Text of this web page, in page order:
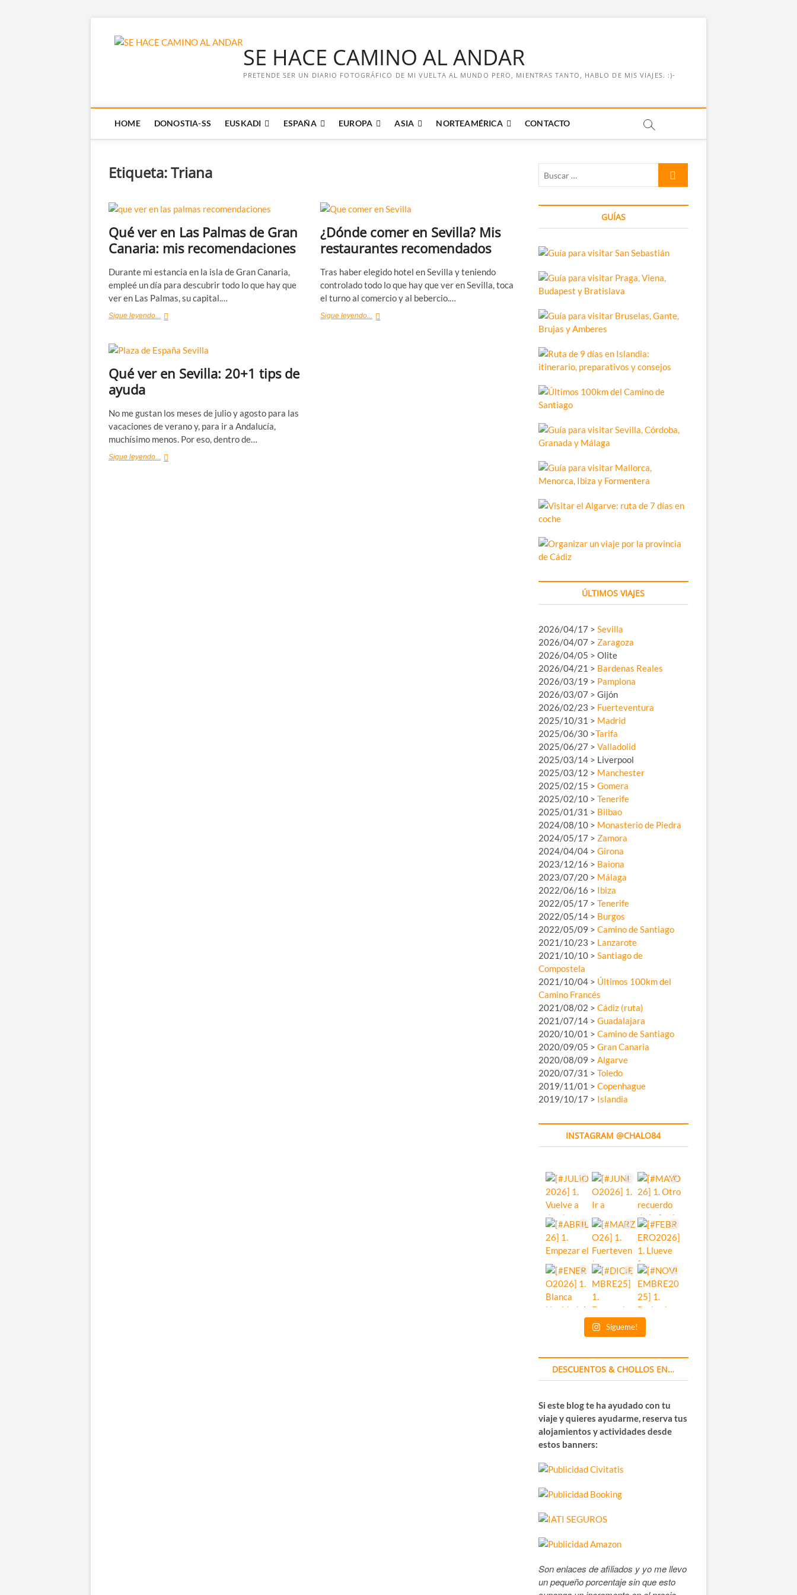
SE HACE CAMINO AL ANDAR
PRETENDE SER UN DIARIO FOTOGRÁFICO DE MI VUELTA AL MUNDO PERO, MIENTRAS TANTO, HABLO DE MIS VIAJES. :)-
HOME DONOSTIA-SS EUSKADI ESPAÑA EUROPA ASIA NORTEAMÉRICA CONTACTO
Etiqueta:Triana
Qué ver en Las Palmas de Gran
Canaria: mis recomendaciones
Durante mi estancia en la isla de Gran Canaria,
empleé un día para descubrir todo lo que hay que
ver en Las Palmas, su capital.…
Sigue leyendo... Qué
Las
Palmas
Gran
recomendaciones
¿Dónde comer en Sevilla? Mis
restaurantes recomendados
Tras haber elegido hotel en Sevilla y teniendo
controlado todo lo que hay que ver en Sevilla, toca
el turno al comercio y al bebercio.…
Sigue leyendo... ¿Dónde
Qué ver en Sevilla: 20+1 tips de
ayuda
No me gustan los meses de julio y agosto para las
vacaciones de verano y, para ir a Andalucía,
muchísimo menos. Por eso, dentro de…
Sigue leyendo... Qué
Buscar
GUÍAS
ÚLTIMOS VIAJES
2026/04/17 > Sevilla
2026/04/07 > Zaragoza
2026/04/05 > Olite
2026/04/21 > Bardenas Reales
2026/03/19 > Pamplona
2026/03/07 > Gijón
2026/02/23 > Fuerteventura
2025/10/31 > Madrid
2025/06/30 >Tarifa
2025/06/27 > Valladolid
2025/03/14 > Liverpool
2025/03/12 > Manchester
2025/02/15 > Gomera
2025/02/10 > Tenerife
2025/01/31 > Bilbao
2024/08/10 > Monasterio de Piedra
2024/05/17 > Zamora
2024/04/04 > Girona
2023/12/16 > Baiona
2023/07/20 > Málaga
2022/06/16 > Ibiza
2022/05/17 > Tenerife
2022/05/14 > Burgos
2022/05/09 > Camino de Santiago
2021/10/23 > Lanzarote
2021/10/10 > Santiago de
Compostela
2021/10/04 > Últimos 100km del
Camino Francés
2021/08/02 > Cádiz (ruta)
2021/07/14 > Guadalajara
2020/10/01 > Camino de Santiago
2020/09/05 > Gran Canaria
2020/08/09 > Algarve
2020/07/31 > Toledo
2019/11/01 > Copenhague
2019/10/17 > Islandia
INSTAGRAM @CHALO84
Sígueme!
DESCUENTOS & CHOLLOS EN…
Si este blog te ha ayudado con tu
viaje y quieres ayudarme, reserva tus
alojamientos y actividades desde
estos banners:
Son enlaces de afiliados y yo me llevo
un pequeño porcentaje sin que esto